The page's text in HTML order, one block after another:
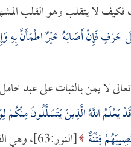
لا يتقلب وهو القلب
حَرْفٍ فَإِنْ أَصَابَهُ خَيْرٌ اطْمَأَنَّ بِهِ
لا يمن بالثبات على عبد
اللَّهُ الَّذِينَ يَتَسَلَّلُونَ مِنْكُمْ
فِتْنَةٌ [النور:63]، وهي الفتنة التي تقلب القلوب